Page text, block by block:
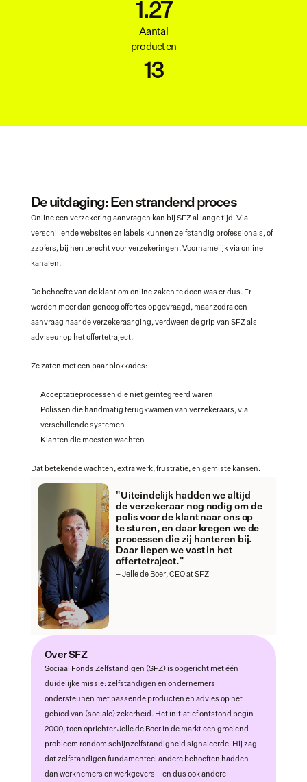
1.27
Aantal
producten
13
De uitdaging: Een strandend proces
Online een verzekering aanvragen kan bij SFZ al lange tijd. Via
verschillende websites en labels kunnen zelfstandig professionals, of
zzp’ers, bij hen terecht voor verzekeringen. Voornamelijk via online
kanalen.
De behoefte van de klant om online zaken te doen was er dus. Er
werden meer dan genoeg offertes opgevraagd, maar zodra een
aanvraag naar de verzekeraar ging, verdween de grip van SFZ als
adviseur op het offertetraject.
Ze zaten met een paar blokkades:
Acceptatieprocessen die niet geïntegreerd waren
Polissen die handmatig terugkwamen van verzekeraars, via
verschillende systemen
Klanten die moesten wachten
Dat betekende wachten, extra werk, frustratie, en gemiste kansen.
"Uiteindelijk hadden we altijd
de verzekeraar nog nodig om de
polis voor de klant naar ons op
te sturen, en daar kregen we de
processen die zij hanteren bij.
Daar liepen we vast in het
offertetraject."
– Jelle de Boer, CEO at SFZ
Over SFZ
Sociaal Fonds Zelfstandigen (SFZ) is opgericht met één
duidelijke missie: zelfstandigen en ondernemers
ondersteunen met passende producten en advies op het
gebied van (sociale) zekerheid. Het initiatief ontstond begin
2000, toen oprichter Jelle de Boer in de markt een groeiend
probleem rondom schijnzelfstandigheid signaleerde. Hij zag
dat zelfstandigen fundamenteel andere behoeften hadden
dan werknemers en werkgevers – en dus ook andere